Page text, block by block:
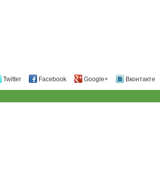
Twitter Facebook Google+ Вконтакте